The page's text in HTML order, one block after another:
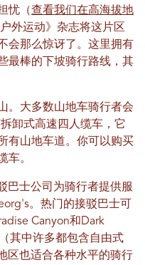
忧（查看我们在高海拔地
外运动》杂志将这片区
会那么惊讶了。这里拥有
最棒的下坡骑行路线，其
。大多数山地车骑行者会
卸式高速四人缆车，它
有山地车道。你可以购买
车。
巴士公司为骑行者提供服
。热门的接驳巴士可
Canyon和Dark
其中许多都包含自由式
区也适合各种水平的骑行